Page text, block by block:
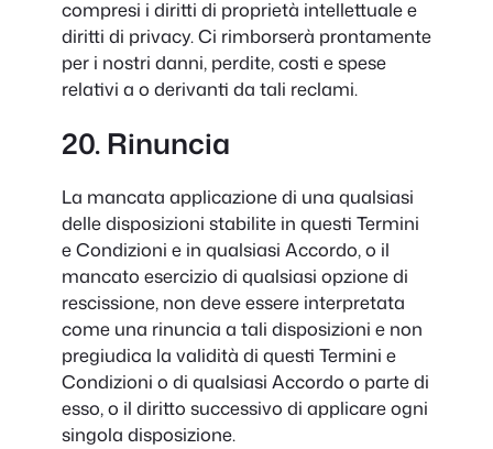
compresi i diritti di proprietà intellettuale e
diritti di privacy. Ci rimborserà prontamente
per i nostri danni, perdite, costi e spese
relativi a o derivanti da tali reclami.
20. Rinuncia
La mancata applicazione di una qualsiasi
delle disposizioni stabilite in questi Termini
e Condizioni e in qualsiasi Accordo, o il
mancato esercizio di qualsiasi opzione di
rescissione, non deve essere interpretata
come una rinuncia a tali disposizioni e non
pregiudica la validità di questi Termini e
Condizioni o di qualsiasi Accordo o parte di
esso, o il diritto successivo di applicare ogni
singola disposizione.